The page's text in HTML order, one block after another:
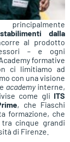
dalla
al prodotto
– e ogni
formative
ci limitiamo ad
con una visione
academy interne,
come gli ITS
, che Fiaschi
formazione, che
cinque grandi
di Firenze.